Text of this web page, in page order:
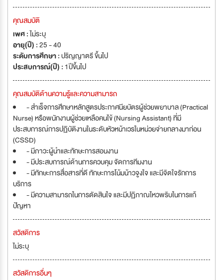
คุณสมบัติ
เพศ :ไม่ระบุ
อายุ(ปี) :25 - 40
ระดับการศึกษา :ปริญญาตรี ขึ้นไป
ประสบการณ์(ปี) : 1ปีขึ้นไป
คุณสมบัติด้านความรู้และความสามารถ
- สำเร็จการศึกษาหลักสูตรประกาศนียบัตรผู้ช่วยพยาบาล (Practical
Nurse) หรือพนักงานผู้ช่วยเหลือคนไข้ (Nursing Assistant) ที่มี
ประสบการณ์การปฏิบัติงานในระดับหัวหน้าเวรในหน่วยจ่ายกลางมาก่อน
(CSSD)
- มีภาวะผู้นำและทักษะการสอนงาน
- มีประสบการณ์ด้านการควบคุม จัดการทีมงาน
- มีทักษะการสื่อสารที่ดี ทักษะการโน้มน้าวจูงใจ และมีจิตใจรักการ
บริการ
- มีความสามารถในการตัดสินใจ และมีปฏิภาณไหวพริบในการแก้
ปัญหา
สวัสดิการ
ไม่ระบุ
สวัสดิการอื่นๆ